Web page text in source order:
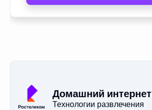
Домашний интернет
Технологии развлечения